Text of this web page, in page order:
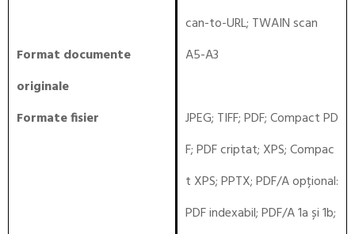
can-to-URL; TWAIN scan
Format documente
originale
A5-A3
Formate fisier
JPEG; TIFF; PDF; Compact PD
F; PDF criptat; XPS; Compac
t XPS; PPTX; PDF/A opțional:
PDF indexabil; PDF/A 1a și 1b;